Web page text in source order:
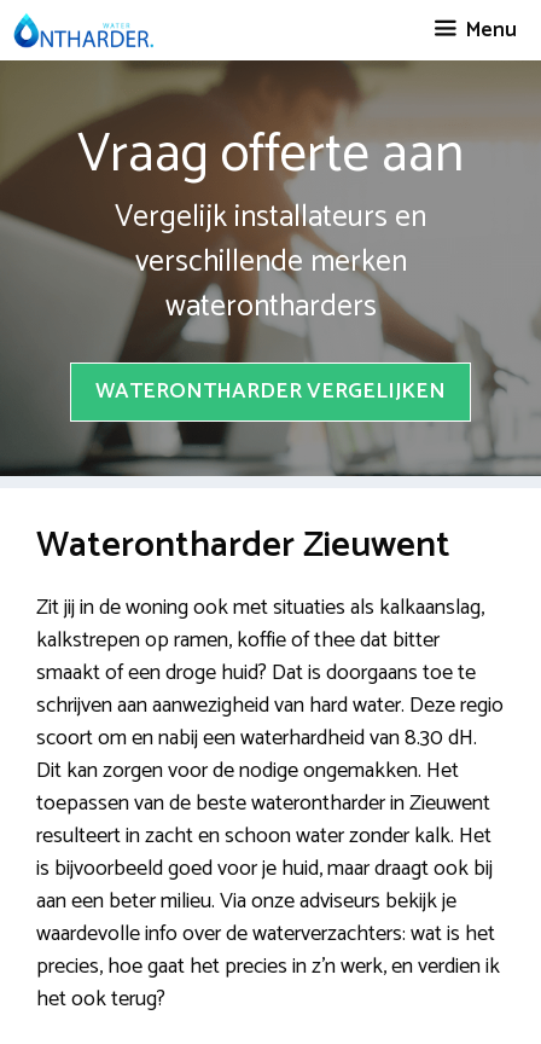
Spring
naar
Menu
Vraag offerte aan
Vergelijk installateurs en
verschillende merken
waterontharders
WATERONTHARDER VERGELIJKEN
Waterontharder Zieuwent
Zit jij in de woning ook met situaties als kalkaanslag,
kalkstrepen op ramen, koffie of thee dat bitter
smaakt of een droge huid? Dat is doorgaans toe te
schrijven aan aanwezigheid van hard water. Deze regio
scoort om en nabij een waterhardheid van 8.30 dH.
Dit kan zorgen voor de nodige ongemakken. Het
toepassen van de beste waterontharder in Zieuwent
resulteert in zacht en schoon water zonder kalk. Het
is bijvoorbeeld goed voor je huid, maar draagt ook bij
aan een beter milieu. Via onze adviseurs bekijk je
waardevolle info over de waterverzachters: wat is het
precies, hoe gaat het precies in z’n werk, en verdien ik
het ook terug?